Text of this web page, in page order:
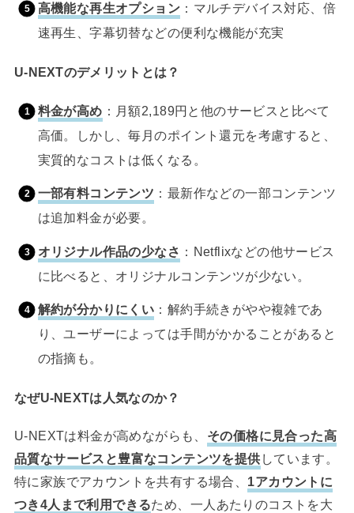
高機能な再生オプション ：マルチデバイス対応、倍
速再生、字幕切替などの便利な機能が充実
U-NEXTのデメリットとは？
料金が高め ：月額2,189円と他のサービスと比べて
高価。しかし、毎月のポイント還元を考慮すると、
実質的なコストは低くなる。
一部有料コンテンツ ：最新作などの一部コンテンツ
は追加料金が必要。
オリジナル作品の少なさ ：Netflixなどの他サービス
に比べると、オリジナルコンテンツが少ない。
解約が分かりにくい ：解約手続きがやや複雑であ
り、ユーザーによっては手間がかかることがあると
の指摘も。
なぜU-NEXTは人気なのか？
U-NEXTは料金が高めながらも、 その価格に見合った高
品質なサービスと豊富なコンテンツを提供 しています。
特に家族でアカウントを共有する場合、 1アカウントに
つき4人まで利用できるため、一人あたりのコストを大